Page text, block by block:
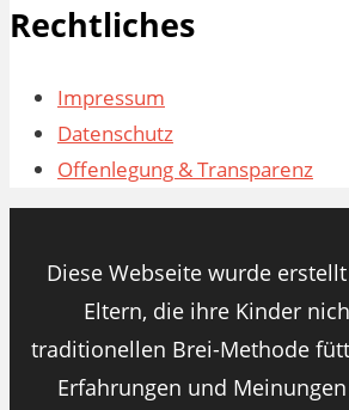
Rechtliches
Impressum
Datenschutz
Offenlegung & Transparenz
Diese Webseite wurde
Eltern, die ihre Kinder
traditionellen Brei-Methode
Erfahrungen und